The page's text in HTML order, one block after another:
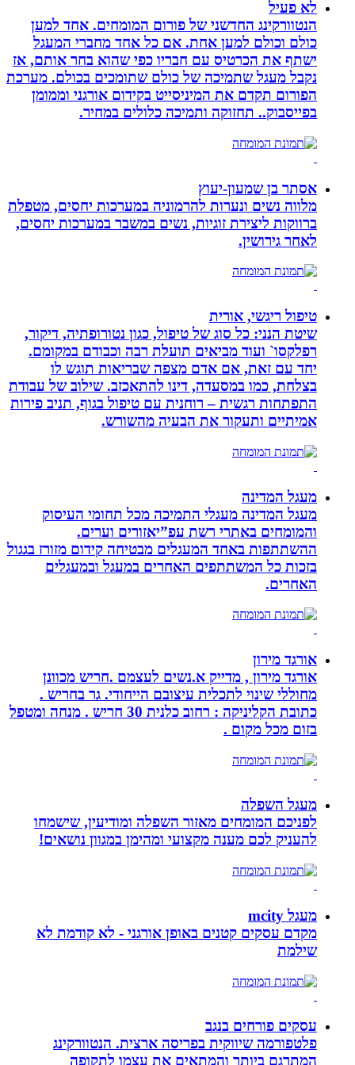
לא פעיל
הנטוורקינג החדשני של פורום המומחים. אחד למען
כולם וכולם למען אחת. אם כל אחד מחברי המעגל
ישתף את הכרטיס עם חבריו כפי שהוא בחר אותם, אז
נקבל מעגל שתמיכה של כולם שתומכים בכולם. מערכת
הפורום תקדם את המיניסייט בקידום אורגני וממומן
בפייסבוק.. תחזוקה ותמיכה כלולים במחיר.
אסתר בן שמעון-יעוץ
מלווה נשים ונערות להרמוניה במערכות יחסים, מטפלת
ברווקות ליצירת זוגיות, נשים במשבר במערכות יחסים,
לאחר גירושין.
טיפול ריגשי, אורית
שיטת הנני: כל סוג של טיפול, כגון נטורופתיה, דיקור,
רפלקסו` ועוד מביאים תועלת רבה וכבודם במקומם.
יחד עם זאת, אם אדם מצפה שבריאות תוגש לו
בצלחת, כמו במסעדה, דינו להתאכזב. שילוב של עבודת
התפתחות רגשית – רוחנית עם טיפול בגוף, תניב פירות
אמיתיים ותעקור את הבעיה מהשורש.
מעגל המדינה
מעגל המדינה מעגלי התמיכה מכל תחומי העיסוק
והמומחים באתרי רשת עפ”יאזורים וערים.
ההשתתפות באחד המעגלים מבטיחה קידום מזורז בגגול
בזכות כל המשתתפים האחרים במעגל ובמעגלים
האחרים.
אורגד מירון
אורגד מירון , מדייק א.נשים לעצמם .חריש מכוונן
מחוללי שינוי לתכלית עיצובם הייחודי. גר בחריש .
כתובת הקליניקה : רחוב כלנית 30 חריש . מנחה ומטפל
בזום מכל מקום .
מעגל השפלה
לפניכם המומחים מאזור השפלה ומודיעין, שישמחו
להעניק לכם מענה מקצועי ומהימן במגוון נושאים!
מעגל mcity
מקדם עסקים קטנים באופן אורגני - לא קודמת לא
שילמת
עסקים פורחים בנגב
פלטפורמה שיווקית בפריסה ארצית. הנטוורקינג
המתרגם ביותר והמתאים את עצמו לתקופה